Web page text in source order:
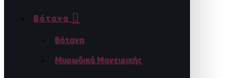
Βότανα
Βότανα
Μυρωδικά Μαγειρικής